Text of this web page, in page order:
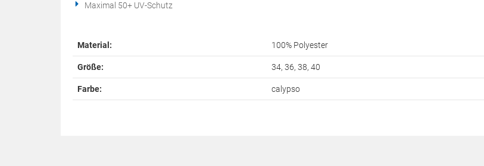
Maximal 50+ UV-Schutz
Material: 100% Polyester
Größe: 34, 36, 38, 40
Farbe: calypso